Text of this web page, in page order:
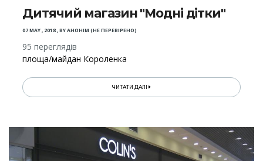
Дитячий магазин "Модні дітки"
07 MAY , 2018,BYАНОНІМ (НЕ ПЕРЕВІРЕНО)
95 переглядів
площа/майдан Короленка
ЧИТАТИ ДАЛІ